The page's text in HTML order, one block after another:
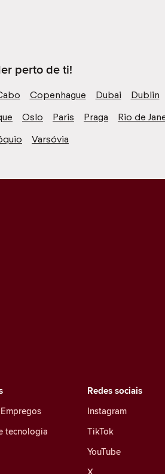
perto de ti!
Copenhague Dubai Dublin
Oslo Paris Praga Rio de
Varsóvia
Redes sociais
Instagram
TikTok
YouTube
tecnologia